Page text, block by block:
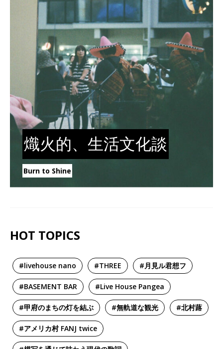
熾火的、生活文化談
Burn to Shine
HOT TOPICS
#livehouse nano #THREE #月見ル君想フ
#BASEMENT BAR #Live House Pangea
#甲府のまちの灯を結ぶ #無軌道な観光 #北村蕗
#アメリカ村 FANJ twice